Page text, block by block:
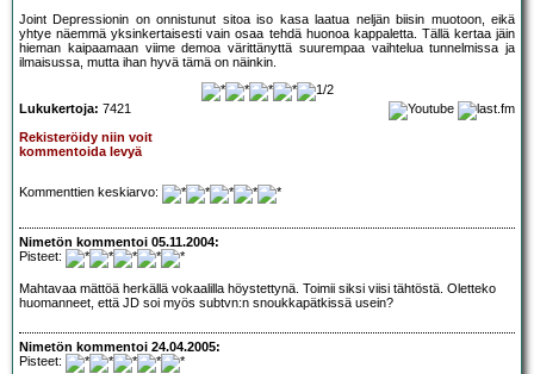
Joint Depressionin on onnistunut sitoa iso kasa laatua neljän biisin muotoon, eikä
yhtye näemmä yksinkertaisesti vain osaa tehdä huonoa kappaletta. Tällä kertaa jäin
hieman kaipaamaan viime demoa värittänyttä suurempaa vaihtelua tunnelmissa ja
ilmaisussa, mutta ihan hyvä tämä on näinkin.
Lukukertoja: 7421
Rekisteröidy niin voit
kommentoida levyä
Kommenttien keskiarvo:
Nimetön kommentoi 05.11.2004:
Pisteet:
Mahtavaa mättöä herkällä vokaalilla höystettynä. Toimii siksi viisi tähtöstä. Oletteko
huomanneet, että JD soi myös subtvn:n snoukkapätkissä usein?
Nimetön kommentoi 24.04.2005:
Pisteet: